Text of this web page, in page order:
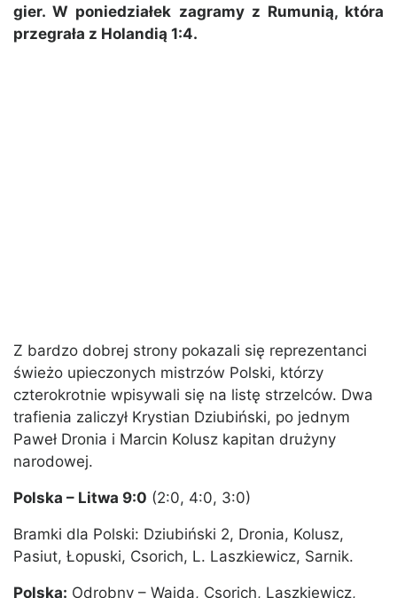
gier. W poniedziałek zagramy z Rumunią, która
przegrała z Holandią 1:4.
Z bardzo dobrej strony pokazali się reprezentanci
świeżo upieczonych mistrzów Polski, którzy
czterokrotnie wpisywali się na listę strzelców. Dwa
trafienia zaliczył Krystian Dziubiński, po jednym
Paweł Dronia i Marcin Kolusz kapitan drużyny
narodowej.
Polska – Litwa 9:0 (2:0, 4:0, 3:0)
Bramki dla Polski: Dziubiński 2, Dronia, Kolusz,
Pasiut, Łopuski, Csorich, L. Laszkiewicz, Sarnik.
Polska: Odrobny – Wajda, Csorich, Laszkiewicz,